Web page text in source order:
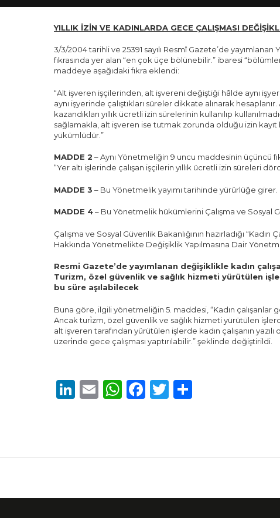
YILLIK İZİN VE KADINLARDA GECE ÇALIŞMASI
3/3/2004 tarihli ve 25391 sayılı Resmî Gazete’de
fıkrasında yer alan “en çok üçe bölünebilir.” ibaresi
maddeye aşağıdaki fıkra eklendi:
“Alt işveren işçilerinden, alt işvereni değiştiği hâlde aynı
aynı işyerinde çalıştıkları süreler dikkate alınarak
kazandıkları yıllık ücretli izin sürelerinin kullanılıp
sağlamakla, alt işveren ise tutmak zorunda olduğu izin
yükümlüdür.”
MADDE 2 – Aynı Yönetmeliğin 9 uncu maddesinin üçüncü
“Yer altı işlerinde çalışan işçilerin yıllık ücretli izin süreleri
MADDE 3 – Bu Yönetmelik yayımı tarihinde yürürlüğe girer.
MADDE 4– Bu Yönetmelik hükümlerini Çalışma ve Sosyal
Çalışma ve Sosyal Güvenlik Bakanlığının hazırladığı “Kadın
Hakkında Yönetmelikte Değişiklik Yapılmasına Dair
Resmi Gazete’de yayımlanan değişiklikle kadın
Turizm, özel güvenlik ve sağlık hizmeti yürütülen
bu süre aşılabilecek
Buna göre, ilgili yönetmeliğin 5. maddesi, “Kadın çalışanlar
Ancak turi̇zm, özel güvenlik ve sağlık hizmeti yürütülen
alt işveren tarafından yürütülen işlerde kadın çalışanın yazılı
üzeri̇nde gece çalışması yaptırılabilir.” şeklinde değiştirildi.
LinkedIn
EmailWhatsApp
Facebook
Twitter